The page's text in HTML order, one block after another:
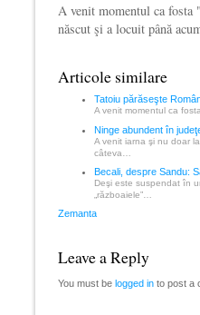
A venit momentul ca fosta
născut şi a locuit până
Articole similare
Tatoiu părăseşte
A venit momentul ca
Ninge abundent în
A venit iarna şi nu doar
câteva…
Becali, despre Sandu:
Deşi este suspendat în
„războaiele”…
Zemanta
Leave a Reply
You must be logged in to post a